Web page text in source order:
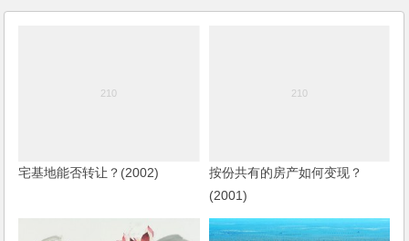
宅基地能否转让？(2002)
按份共有的房产如何变现？
(2001)